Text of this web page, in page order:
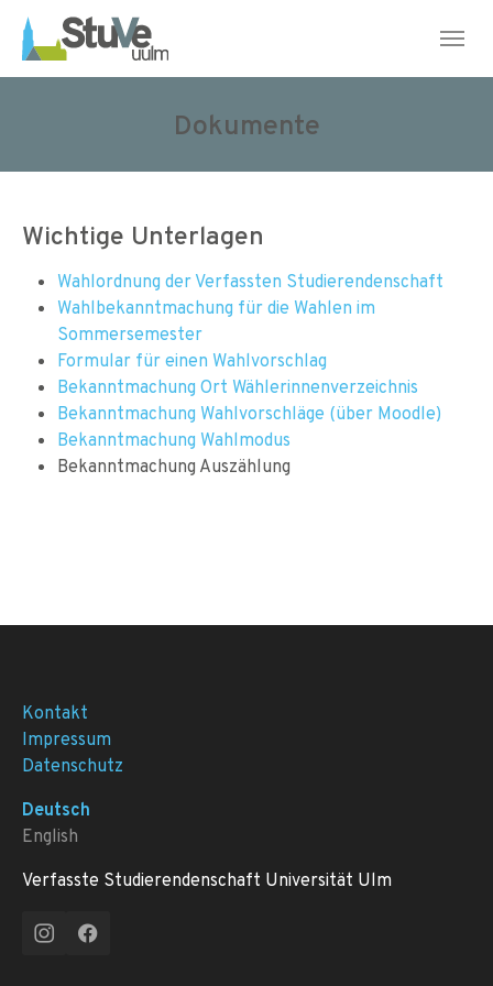
Skip to main navigation
Skip to main content
Skip to page footer
Dokumente
Wichtige Unterlagen
Wahlordnung der Verfassten Studierendenschaft
Wahlbekanntmachung für die Wahlen im
Sommersemester
Formular für einen Wahlvorschlag
Bekanntmachung Ort Wählerinnenverzeichnis
Bekanntmachung Wahlvorschläge (über Moodle)
Bekanntmachung Wahlmodus
Bekanntmachung Auszählung
Kontakt
Impressum
Datenschutz
Deutsch
English
Verfasste Studierendenschaft Universität Ulm
InstagramFacebook